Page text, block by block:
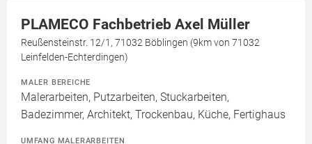
PLAMECO Fachbetrieb Axel Müller
Reußensteinstr. 12/1, 71032 Böblingen (9km von 71032
Leinfelden-Echterdingen)
MALER BEREICHE
Malerarbeiten, Putzarbeiten, Stuckarbeiten,
Badezimmer, Architekt, Trockenbau, Küche, Fertighaus
UMFANG MALERARBEITEN